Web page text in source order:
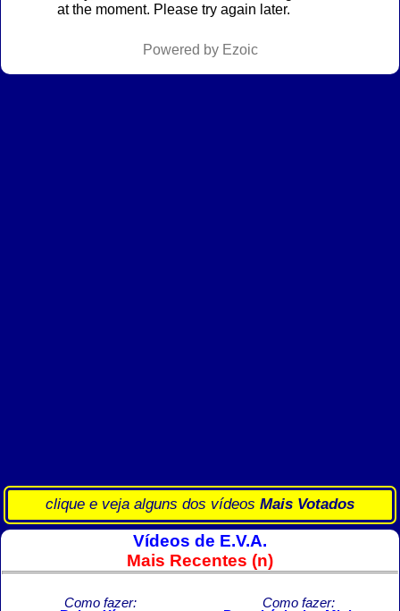
clique e veja alguns dos vídeos Mais Votados
Vídeos de E.V.A.
Mais Recentes (n)
Como fazer:
Como fazer: